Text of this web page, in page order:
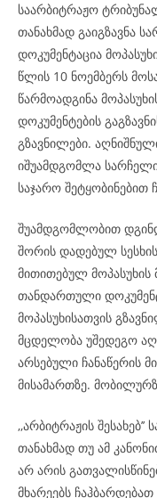
საარბიტრაჟო
თანახმად გაიგზავნა
დოკუმენტაცია
წლის 10 ნოემბერს
წარმოადგინა
დოკუმენტების
გზავნილები.
იშუამდგომლა
საჯარო შეტყობინებით
შუამდგომლობით
შორის დადებულ
მითითებულ
თანდართული
მოპასუხისათვის
მცდელობა უშედეგო
არსებული ჩანაწერის
მისამართზე.
,,არბიტრაჟის
თანახმად თუ ამ
არ არის
მხარეებს